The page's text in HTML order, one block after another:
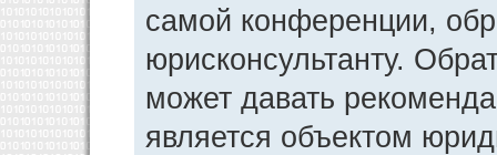
самой конференции,
юрисконсультанту.
может давать
является объектом